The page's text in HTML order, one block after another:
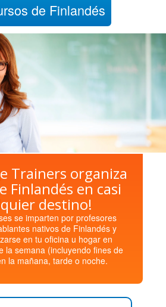
de Finlandés
Trainers organiza
Finlandés en casi
destino!
se imparten por profesores
nativos de Finlandés y
en tu oficina u hogar en
la semana (incluyendo fines de
la mañana, tarde o noche.